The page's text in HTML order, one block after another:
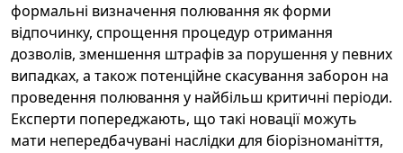
формальні визначення полювання як форми
відпочинку, спрощення процедур отримання
дозволів, зменшення штрафів за порушення у певних
випадках, а також потенційне скасування заборон на
проведення полювання у найбільш критичні періоди.
Експерти попереджають, що такі новації можуть
мати непередбачувані наслідки для біорізноманіття,